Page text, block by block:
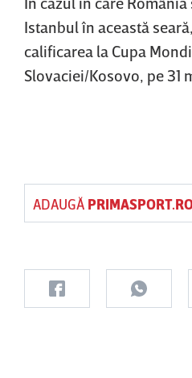
Istanbul în această
calificarea la Cupa
Slovaciei/Kosovo, pe 31
ADAUGĂ